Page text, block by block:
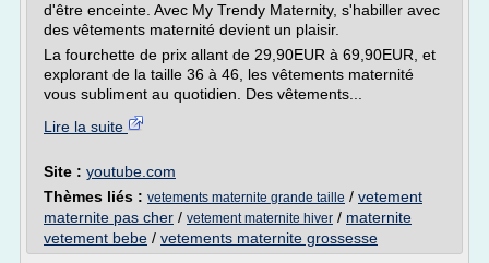
d'être enceinte. Avec My Trendy Maternity, s'habiller avec
des vêtements maternité devient un plaisir.
La fourchette de prix allant de 29,90EUR à 69,90EUR, et
explorant de la taille 36 à 46, les vêtements maternité
vous subliment au quotidien. Des vêtements...
Lire la suite
Site : youtube.com
Thèmes liés : vetements maternite grande taille / vetement
maternite pas cher / vetement maternite hiver / maternite
vetement bebe / vetements maternite grossesse